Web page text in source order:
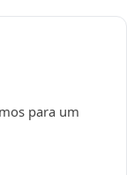
para um